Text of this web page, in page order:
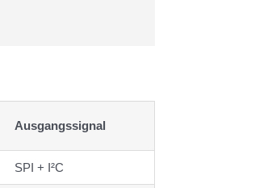
Ausgangssignal
SPI + I²C